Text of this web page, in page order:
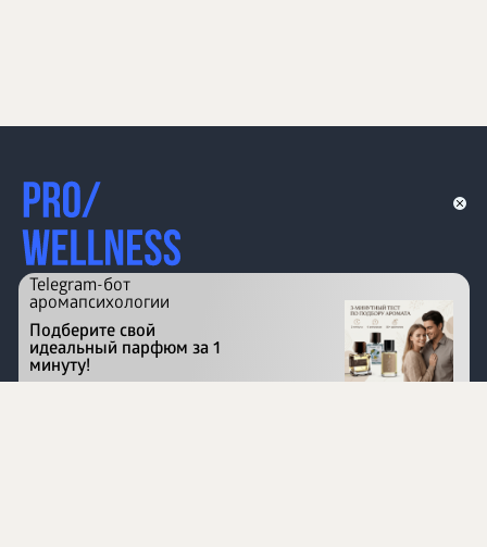
Перейти на сайт
Telegram-бот
аромапсихологии
Подберите свой
идеальный парфюм за 1
минуту!